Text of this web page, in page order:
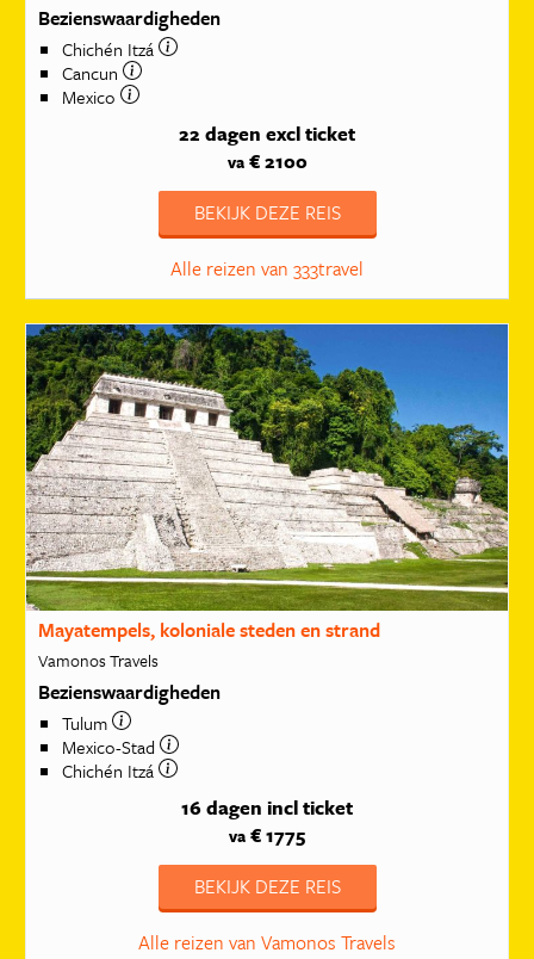
Bezienswaardigheden
Chichén Itzá
Cancun
Mexico
22 dagen excl ticket
va€ 2100
BEKIJK DEZE REIS
Alle reizen van 333travel
Mayatempels, koloniale steden en strand
Vamonos Travels
Bezienswaardigheden
Tulum
Mexico-Stad
Chichén Itzá
16 dagen incl ticket
va € 1775
BEKIJK DEZE REIS
Alle reizen van Vamonos Travels